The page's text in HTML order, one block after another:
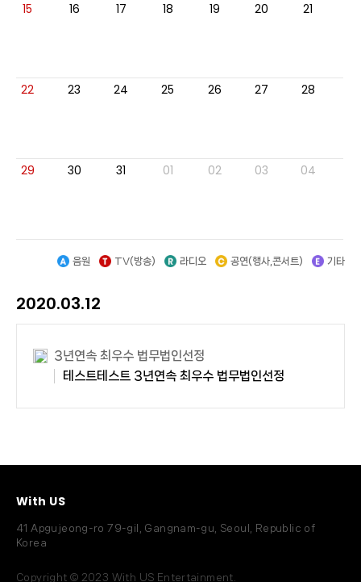
15 16 17 18 19 20 21
22 23 24 25 26 27 28
29 30 31 01 02 03 04
음원 TV(방송) 라디오 공연(행사,콘서트) 기타
2020.03.12
3년연속 최우수 법무법인선정
테스트테스트 3년연속 최우수 법무법인선정
With US
41 Apgujeong-ro 79-gil, Gangnam-gu, Seoul, Republic of
Korea
Copyright © 2023 With US Entertainment.